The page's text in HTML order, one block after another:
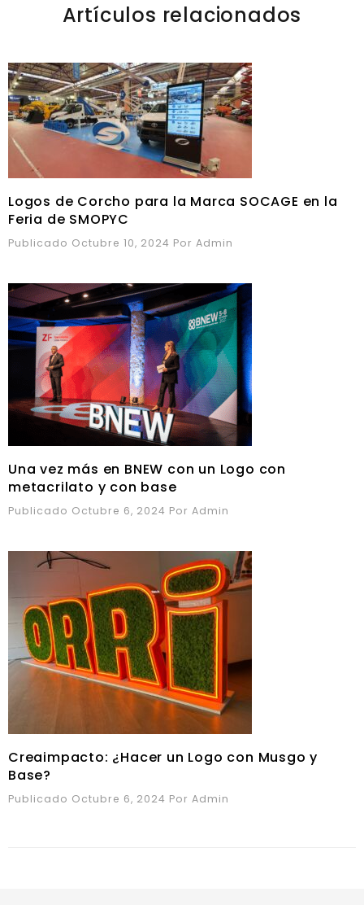
Artículos relacionados
Logos de Corcho para la Marca SOCAGE en la
Feria de SMOPYC
Publicado Octubre 10, 2024 Por Admin
Una vez más en BNEW con un Logo con
metacrilato y con base
Publicado Octubre 6, 2024 Por Admin
Creaimpacto: ¿Hacer un Logo con Musgo y
Base?
Publicado Octubre 6, 2024 Por Admin